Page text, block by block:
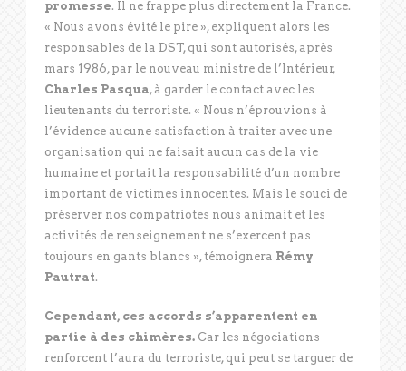
promesse. Il ne frappe plus directement la France.
« Nous avons évité le pire », expliquent alors les
responsables de la DST, qui sont autorisés, après
mars 1986, par le nouveau ministre de l’Intérieur,
Charles Pasqua, à garder le contact avec les
lieutenants du terroriste. « Nous n’éprouvions à
l’évidence aucune satisfaction à traiter avec une
organisation qui ne faisait aucun cas de la vie
humaine et portait la responsabilité d’un nombre
important de victimes innocentes. Mais le souci de
préserver nos compatriotes nous animait et les
activités de renseignement ne s’exercent pas
toujours en gants blancs », témoignera Rémy
Pautrat.
Cependant, ces accords s’apparentent en
partie à des chimères. Car les négociations
renforcent l’aura du terroriste, qui peut se targuer de